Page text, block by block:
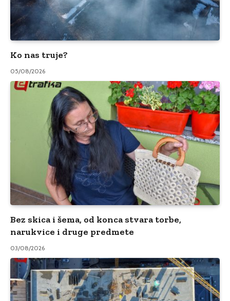
Ko nas truje?
05/08/2026
Bez skica i šema, od konca stvara torbe,
narukvice i druge predmete
03/08/2026